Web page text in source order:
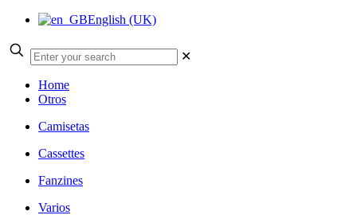
English (UK)
✕
Home
Otros
Camisetas
Cassettes
Fanzines
Varios